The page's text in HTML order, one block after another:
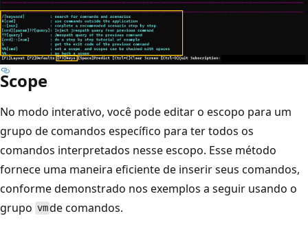
Scope
No modo interativo, você pode editar o escopo para um
grupo de comandos específico para ter todos os
comandos interpretados nesse escopo. Esse método
fornece uma maneira eficiente de inserir seus comandos,
conforme demonstrado nos exemplos a seguir usando o
grupo vmde comandos.